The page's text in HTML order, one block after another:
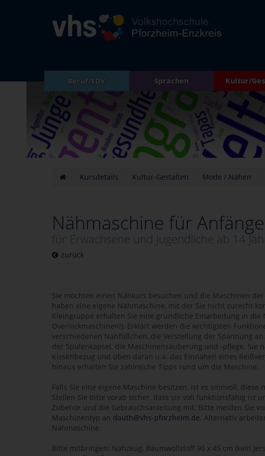
Beruf/EDV Sprachen Kultur/
Kursdetails Kultur-Gestalten Mode / Nähen
Nähmaschine für
für Erwachsene und Jugendliche ab 14
zurück
Sie möchten einen Nähkurs besuchen und die Maschinen
haben eine eigene Nähmaschine, mit der Sie nicht zurecht
Kleingruppe erhalten Sie eine gründliche Einarbeitung in die
Overlockmaschinen!). Erklärt werden die wichtigsten
verschiedenen Nähfüßchen, die Verstellung der Spannung
der Spulenkapsel, die Maschinensäuberung und -pflege. Sie
Kissenbezug und üben daran u.a. das Einnähen eines
hinaus erhalten Sie zahlreiche Tipps rund um die Maschine.
Falls Sie eine eigene Maschine besitzen, ist es sinnvoll, diese
Stellen Sie bitte vorab sicher, dass sie voll funktionsfähig ist
Zubehör und die Gebrauchsanleitung mit. Bitte melden Sie
Maschinentyp an dauth@vhs-pforzheim.de. Alternativ
Nähmaschine.
Bitte mitbringen: Nähzeug, Baumwollstoff 90 x 45 cm (kein